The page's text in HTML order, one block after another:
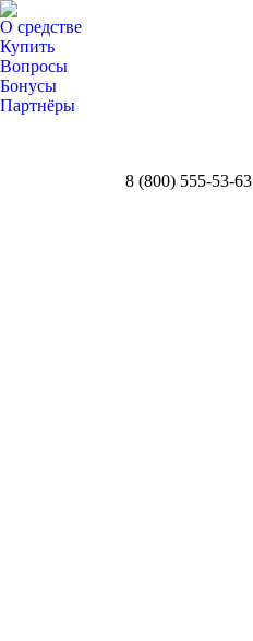
О средстве
Купить
Вопросы
Бонусы
Партнёры
Вконтакте8 (800) 555-53-63